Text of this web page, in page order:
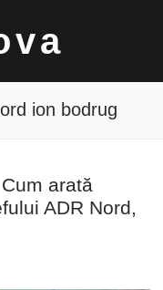
ion bodrug
arată
ADR Nord,